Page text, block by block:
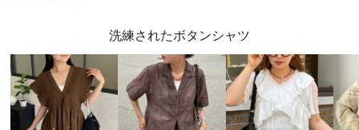
洗練されたボタンシャツ